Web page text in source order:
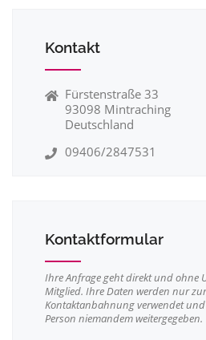
Kontakt
Fürstenstraße 33
93098 Mintraching
Deutschland
09406/2847531
Kontaktformular
Ihre Anfrage geht direkt und ohne
Mitglied. Ihre Daten werden nur
Kontaktanbahnung verwendet
Person niemandem weitergegeben.